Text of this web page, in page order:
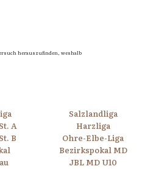
herauszufinden, weshalb
Salzlandliga
A
Harzliga
B
Ohre-Elbe-Liga
Bezirkspokal MD
JBL MD U10